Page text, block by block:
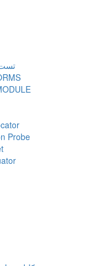
تست
Probe